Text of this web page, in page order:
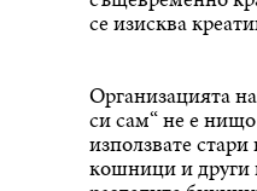
се изисква
Организацията
си сам“ не е
използвате
кошници и други